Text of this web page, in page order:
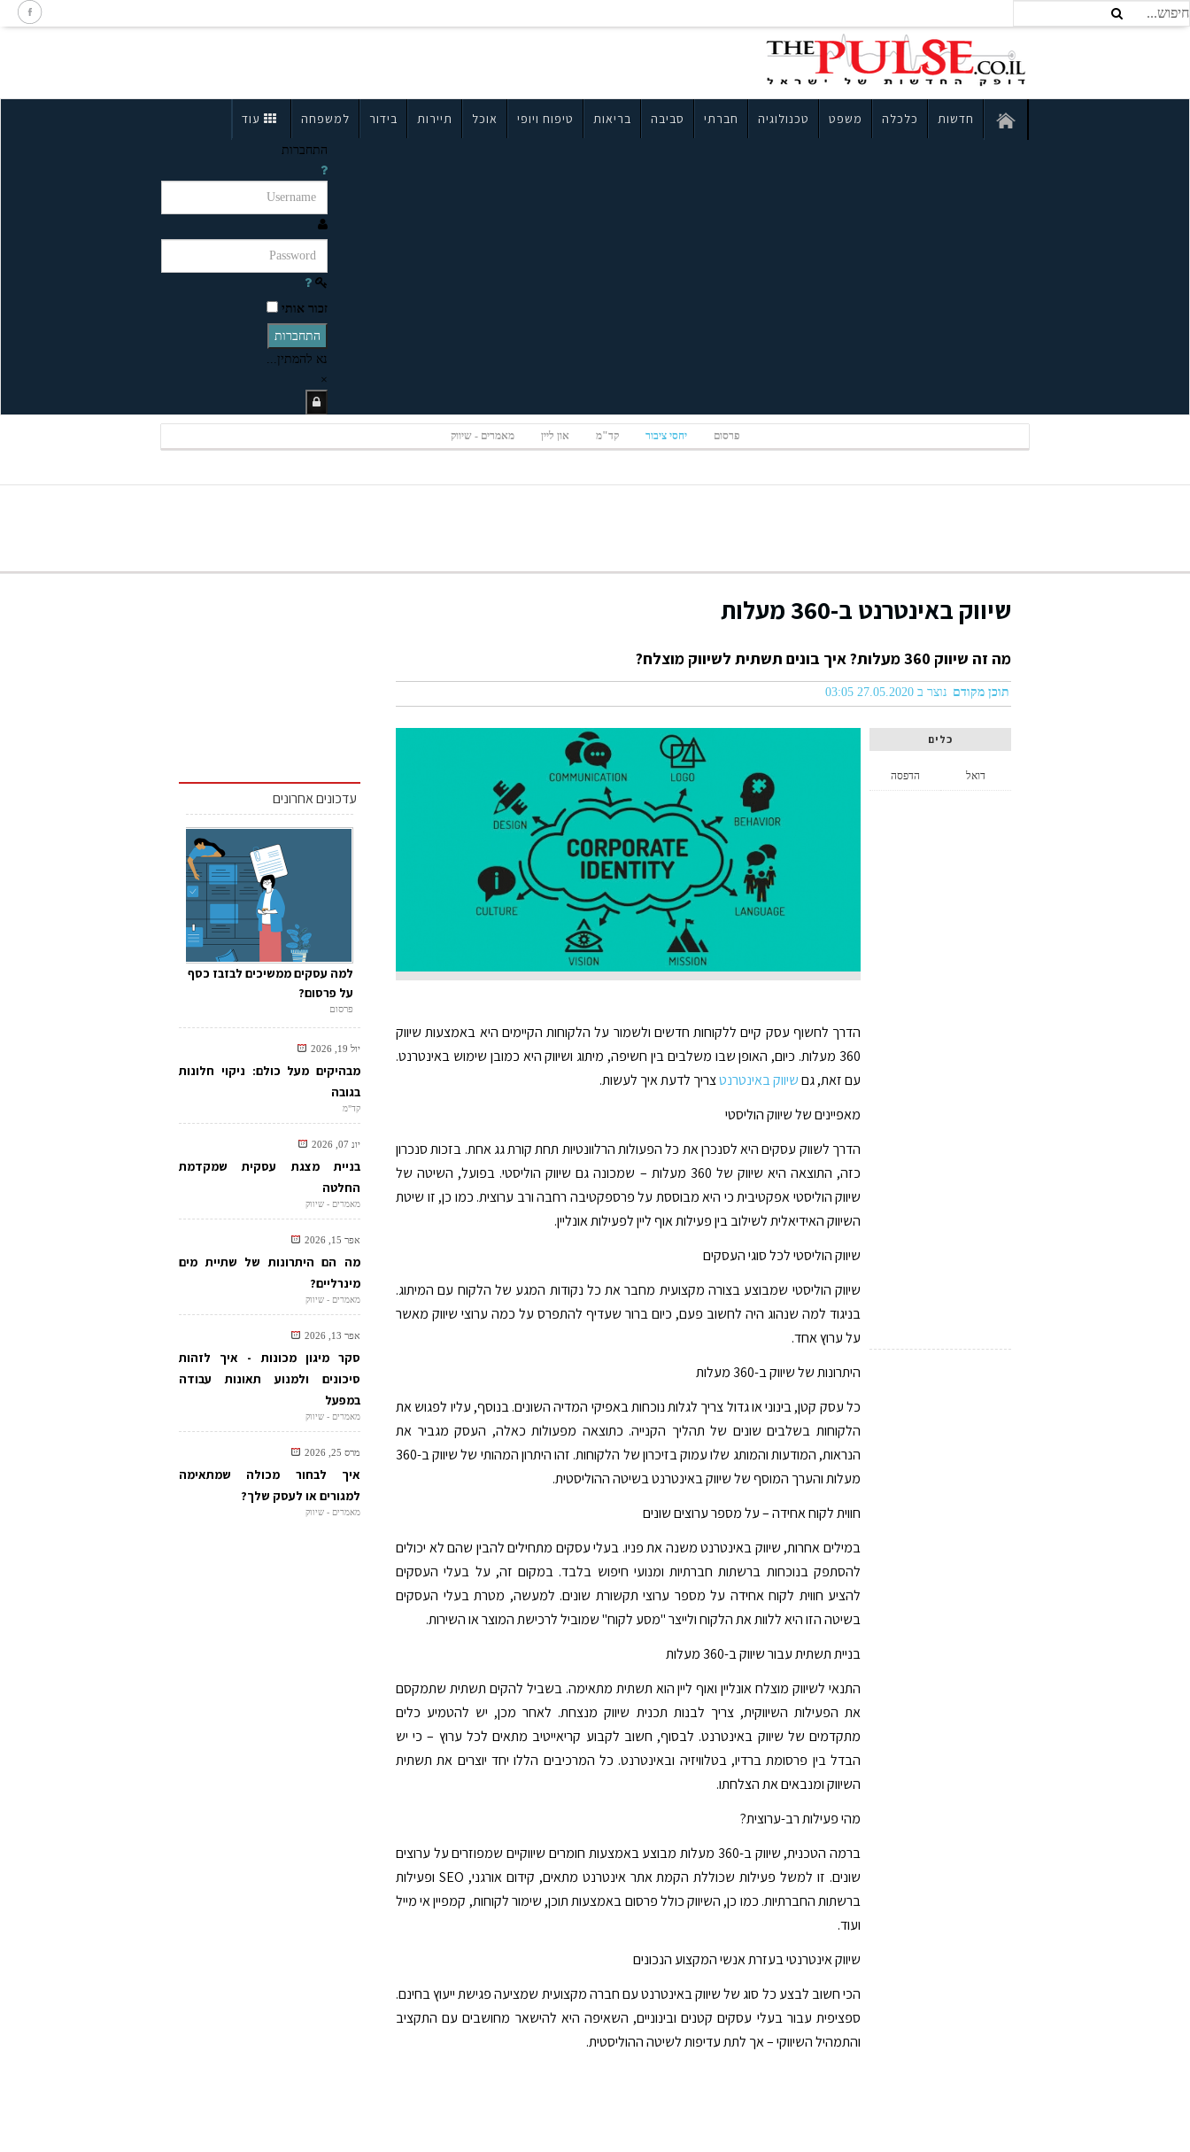
חדשות כלכלה משפט טכנולוגיה חברתי סביבה בריאות טיפוח ויופי אוכל תיירות בידור למשפחה עוד
התחברות
זכור אותי
התחברות
נא להמתין...
×
פרסום יחסי ציבור קד"מ און ליין מאמרים - שיווק
שיווק באינטרנט ב-360 מעלות
מה זה שיווק 360 מעלות? איך בונים תשתית לשיווק מוצלח?
תוכן מקודם נוצר ב 27.05.2020 03:05
כלים
הדפסה דואל
הדרך לחשוף עסק קיים ללקוחות חדשים ולשמור על הלקוחות הקיימים היא באמצעות שיווק
360 מעלות. כיום, האופן שבו משלבים בין חשיפה, מיתוג ושיווק היא כמובן שימוש באינטרנט.
עם זאת, גםשיווק באינטרנטצריך לדעת איך לעשות.
מאפיינים של שיווק הוליסטי
הדרך לשווק עסקים היא לסנכרן את כל הפעולות הרלוונטיות תחת קורת גג אחת. בזכות סנכרון
כזה, התוצאה היא שיווק של 360 מעלות – שמכונה גם שיווק הוליסטי. בפועל, השיטה של
שיווק הוליסטי אפקטיבית כי היא מבוססת על פרספקטיבה רחבה ורב ערוצית. כמו כן, זו שיטת
השיווק האידיאלית לשילוב בין פעילות אוף ליין לפעילות אונליין.
שיווק הוליסטי לכל סוגי העסקים
שיווק הוליסטי שמבוצע בצורה מקצועית מחבר את כל נקודות המגע של הלקוח עם המיתוג.
בניגוד למה שנהוג היה לחשוב פעם, כיום ברור שעדיף להתפרס על כמה ערוצי שיווק מאשר
על ערוץ אחד.
היתרונות של שיווק ב-360 מעלות
כל עסק קטן, בינוני או גדול צריך לגלות נוכחות באפיקי המדיה השונים. בנוסף, עליו לפגוש את
הלקוחות בשלבים שונים של תהליך הקנייה. כתוצאה מפעולות כאלה, העסק מגביר את
הנראות, המודעות והמותג שלו עמוק בזיכרון של הלקוחות. זהו היתרון המהותי של שיווק ב-360
מעלות והערך המוסף של שיווק באינטרנט בשיטה ההוליסטית.
חווית לקוח אחידה – על מספר ערוצים שונים
במילים אחרות, שיווק באינטרנט משנה את פניו. בעלי עסקים מתחילים להבין שהם לא יכולים
להסתפק בנוכחות ברשתות חברתיות ומנועי חיפוש בלבד. במקום זה, על בעלי העסקים
להציע חווית לקוח אחידה על מספר ערוצי תקשורת שונים. למעשה, מטרת בעלי העסקים
בשיטה הזו היא ללוות את הלקוח ולייצר "מסע לקוח" שמוביל לרכישת המוצר או השירות.
בניית תשתית עבור שיווק ב-360 מעלות
התנאי לשיווק מוצלח אונליין ואוף ליין הוא תשתית מתאימה. בשביל להקים תשתית שתמקסם
את הפעילות השיווקית, צריך לבנות תכנית שיווק מנצחת. לאחר מכן, יש להטמיע כלים
מתקדמים של שיווק באינטרנט. לבסוף, חשוב לקבוע קריאייטיב מתאים לכל ערוץ – כי יש
הבדל בין פרסומת ברדיו, בטלוויזיה ובאינטרנט. כל המרכיבים הללו יחד יוצרים את תשתית
השיווק ומנבאים את הצלחתו.
מהי פעילות רב-ערוצית?
ברמה הטכנית, שיווק ב-360 מעלות מבוצע באמצעות חומרים שיווקיים שמפוזרים על ערוצים
שונים. זו למשל פעילות שכוללת הקמת אתר אינטרנט מתאים, קידום אורגני, SEO ופעילות
ברשתות החברתיות. כמו כן, השיווק כולל פרסום באמצעות תוכן, שימור לקוחות, קמפיין אי מייל
ועוד.
שיווק אינטרנטי בעזרת אנשי המקצוע הנכונים
הכי חשוב לבצע כל סוג של שיווק באינטרנט עם חברה מקצועית שמציעה פגישת ייעוץ בחינם.
ספציפית עבור בעלי עסקים קטנים ובינוניים, השאיפה היא להישאר מחושבים עם התקציב
והתמהיל השיווקי – אך לתת עדיפות לשיטה ההוליסטית.
עדכונים אחרונים
למה עסקים ממשיכים לבזבז כסף
על פרסום?
פרסום
יול 19, 2026
מבהיקים מעל כולם: ניקוי חלונות
בגובה
קד"מ
יונ 07, 2026
בניית מצגת עסקית שמקדמת
החלטה
מאמרים - שיווק
אפר 15, 2026
מה הם היתרונות של שתיית מים
מינרליים?
מאמרים - שיווק
אפר 13, 2026
סקר מיגון מכונות - איך לזהות
סיכונים ולמנוע תאונות עבודה
במפעל
מאמרים - שיווק
מרס 25, 2026
איך לבחור מכולה שמתאימה
למגורים או לעסק שלך?
מאמרים - שיווק